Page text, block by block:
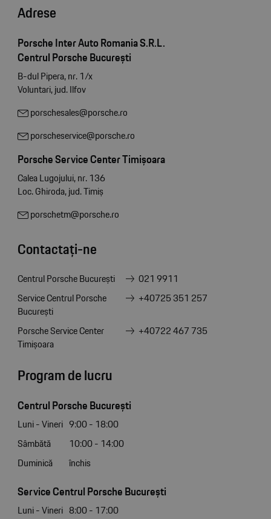
Adrese
Porsche Inter Auto Romania S.R.L.
Centrul Porsche București
B-dul Pipera, nr. 1/x
Voluntari, jud. Ilfov
porschesales@porsche.ro
porscheservice@porsche.ro
Porsche Service Center Timișoara
Calea Lugojului, nr. 136
Loc. Ghiroda, jud. Timiș
porschetm@porsche.ro
Contactați-ne
Centrul Porsche București
021 9911
Service Centrul Porsche
București
+40725 351 257
Porsche Service Center
Timișoara
+40722 467 735
Program de lucru
Centrul Porsche București
Luni - Vineri 9:00 - 18:00
Sâmbătă
10:00 - 14:00
Duminică
închis
Service Centrul Porsche București
Luni - Vineri 8:00 - 17:00